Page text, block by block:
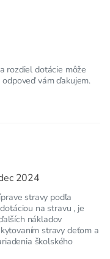
rozdiel dotácie môže
vám ďakujem.
2024
stravy podľa
na stravu , je
nákladov
stravy deťom a
školského